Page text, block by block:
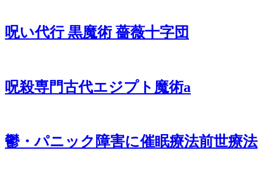
呪い代行 黒魔術 薔薇十字団
呪殺専門古代エジプト魔術a
鬱・パニック障害に催眠療法前世療法